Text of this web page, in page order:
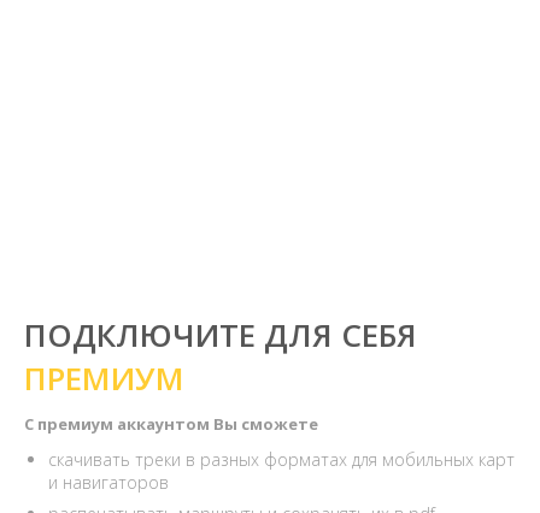
ПОДКЛЮЧИТЕ ДЛЯ СЕБЯ
ПРЕМИУМ
С премиум аккаунтом Вы сможете
скачивать треки в разных форматах для мобильных карт
и навигаторов